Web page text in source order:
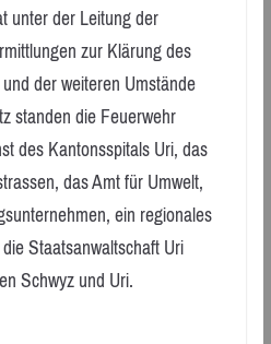
unter der Leitung der
zur Klärung des
der weiteren Umstände
standen die Feuerwehr
des Kantonsspitals Uri, das
das Amt für Umwelt,
ein regionales
Staatsanwaltschaft Uri
Schwyz und Uri.